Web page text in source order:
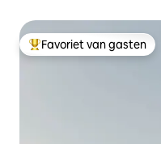
Topfavoriet van gasten
Favoriet van gasten